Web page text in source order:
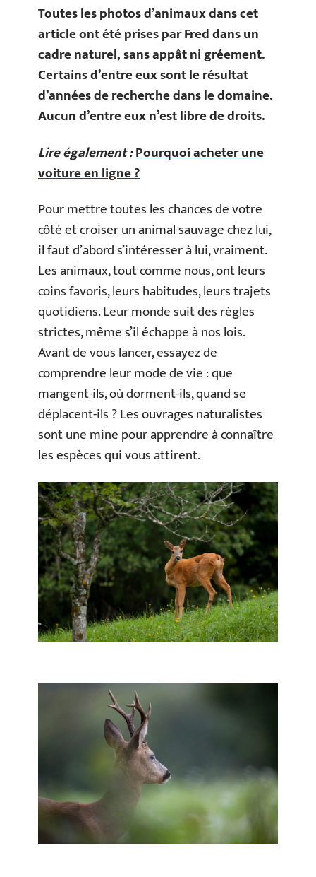
Toutes les photos d’animaux dans cet
article ont été prisespar Freddans un
cadre naturel, sans appât ni gréement.
Certains d’entre eux sont le résultat
d’années de recherche dans le domaine.
Aucun d’entre eux n’est libre de droits.
Lire également :Pourquoi acheter une
voiture en ligne ?
Pour mettre toutes les chances de votre
côté et croiser un animal sauvage chez lui,
il faut d’abord s’intéresser à lui, vraiment.
Les animaux, tout comme nous, ont leurs
coins favoris, leurs habitudes, leurs trajets
quotidiens. Leur monde suit des règles
strictes, même s’il échappe à nos lois.
Avant de vous lancer, essayez de
comprendre leur mode de vie : que
mangent-ils, où dorment-ils, quand se
déplacent-ils ? Les ouvrages naturalistes
sont une mine pour apprendre à connaître
les espèces qui vous attirent.